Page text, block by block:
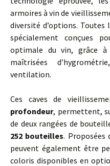
armoires à vin de
diversité d’options.
spécialement conçues
optimale du vin, grâce
maîtrisées
ventilation.
Ces caves de
profondeur, permettent,
de deux rangées de
252 bouteilles.
peuvent également être
coloris disponibles en